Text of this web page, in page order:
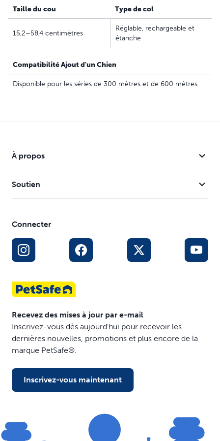
sûres, efficaces et recommandées par des experts en
lesquelles ils peuvent avoir confiance pour répondre
aux besoins de formation uniques de chaque chien
Taille du cou Type de col
15,2–58,4 centimètres
Réglable, rechargeable et
étanche
Compatibilité Ajout d'un Chien
Disponible pour les séries de 300 mètres et de 600 mètres
À propos
Soutien
Connecter
Recevez des mises à jour par e-mail
Inscrivez-vous dès aujourd'hui pour recevoir les
dernières nouvelles, promotions et plus encore de la
marque PetSafe®.
Inscrivez-vous maintenant